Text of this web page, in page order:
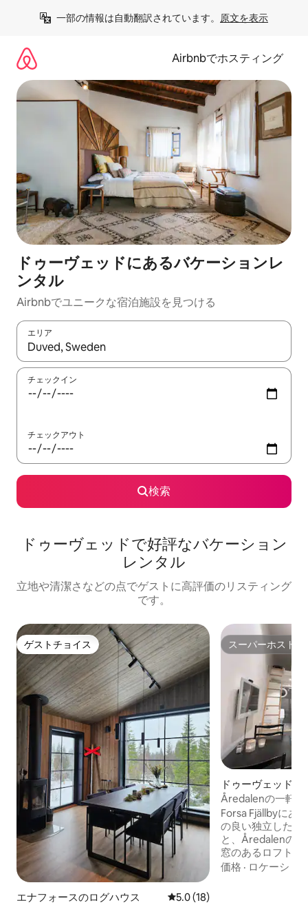
一部の情報は自動翻訳されています。 原文を表示
Airbnbでホスティング
ドゥーヴェッドにあるバケーションレ
ンタル
Airbnbでユニークな宿泊施設を見つける
エリア
検索結果が表示されたら、上下の矢印キーを使って移動するか
チェックイン
チェックアウト
検索
ドゥーヴェッドで好評なバケーション
レンタル
立地や清潔さなどの点でゲストに高評価のリスティング
です。
ゲストチョイス
ゲストチョイス
エナフォースのログハウス レビュー18件、5つ星中5.0つ
5.0 (18)
スーパーホスト
スーパーホスト
ドゥーヴェッドの
ウス
Åredalenの一軒家
Forsa Fjällbyにあ
の良い独立した小
と、Åredalenの
窓のあるロフトが
根の尾根まで高い
価格 · ロケーショ